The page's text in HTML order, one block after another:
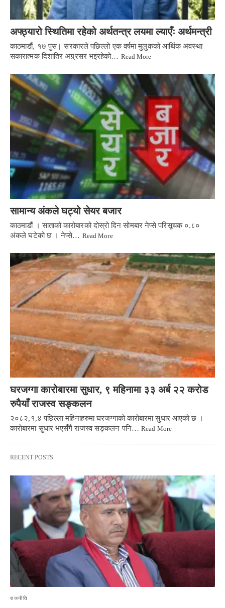
अफ्ठ्यारो स्थितिमा रहेको अर्थतन्त्र लयमा ल्याएँः अर्थमन्त्री
काठमाडौं, १७ पुस || सरकारले पछिल्लो एक वर्षमा मुलुकको आर्थिक अवस्था
सकारात्मक दिशातिर अग्र्रसर भइरहेको… Read More
सामान्य अंकले घट्यो सेयर बजार
काठमाडौं । साताको कारोबारको दोस्रो दिन सोमबार नेप्से परिसूचक ०.८०
अंकले घटेको छ । नेप्से… Read More
घरजग्गा कारोबारमा सुधार, ९ महिनामा ३३ अर्ब २२ करोड
रुपैयाँ राजस्व सङ्कलन
२०८२,१,४ पछिल्ला महिनाहरुमा घरजग्गाको कारोबारमा सुधार आएको छ ।
कारोबारमा सुधार भएसँगै राजस्व सङ्कलन पनि… Read More
RECENT POSTS
राजनीति